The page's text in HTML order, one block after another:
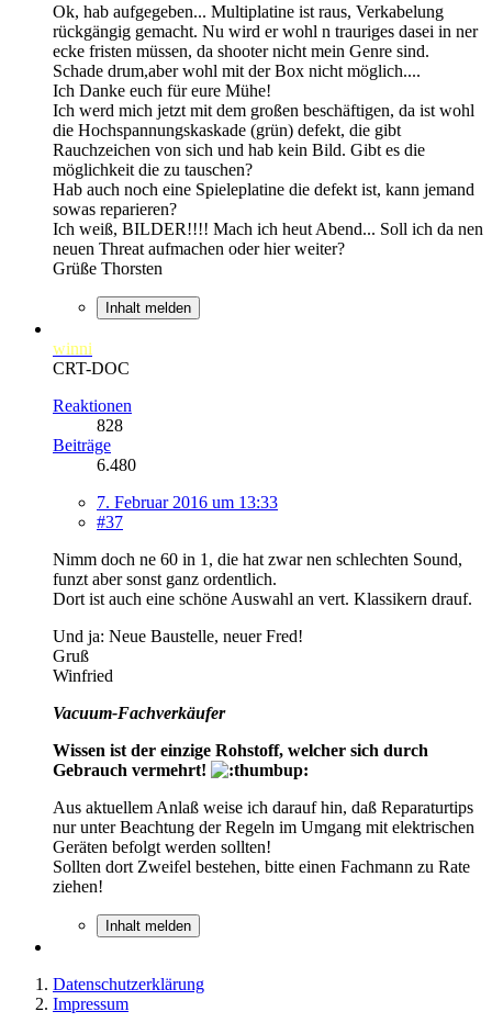
Ok, hab aufgegeben... Multiplatine ist raus, Verkabelung
rückgängig gemacht. Nu wird er wohl n trauriges dasei in ner
ecke fristen müssen, da shooter nicht mein Genre sind.
Schade drum,aber wohl mit der Box nicht möglich....
Ich Danke euch für eure Mühe!
Ich werd mich jetzt mit dem großen beschäftigen, da ist wohl
die Hochspannungskaskade (grün) defekt, die gibt
Rauchzeichen von sich und hab kein Bild. Gibt es die
möglichkeit die zu tauschen?
Hab auch noch eine Spieleplatine die defekt ist, kann jemand
sowas reparieren?
Ich weiß, BILDER!!!! Mach ich heut Abend... Soll ich da nen
neuen Threat aufmachen oder hier weiter?
Grüße Thorsten
Inhalt melden
winni
CRT-DOC
Reaktionen
828
Beiträge
6.480
7. Februar 2016 um 13:33
#37
Nimm doch ne 60 in 1, die hat zwar nen schlechten Sound,
funzt aber sonst ganz ordentlich.
Dort ist auch eine schöne Auswahl an vert. Klassikern drauf.
Und ja: Neue Baustelle, neuer Fred!
Gruß
Winfried
Vacuum-Fachverkäufer
Wissen ist der einzige Rohstoff, welcher sich durch
Gebrauch vermehrt!
Aus aktuellem Anlaß weise ich darauf hin, daß Reparaturtips
nur unter Beachtung der Regeln im Umgang mit elektrischen
Geräten befolgt werden sollten!
Sollten dort Zweifel bestehen, bitte einen Fachmann zu Rate
ziehen!
Inhalt melden
Datenschutzerklärung
Impressum